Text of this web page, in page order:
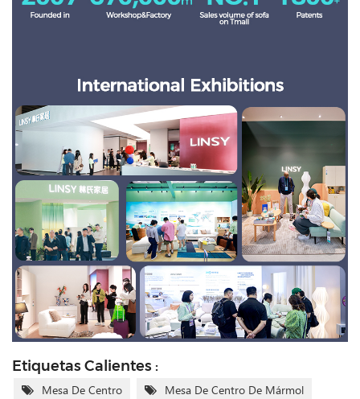
Etiquetas Calientes :
Mesa De Centro Mesa De Centro De Mármol